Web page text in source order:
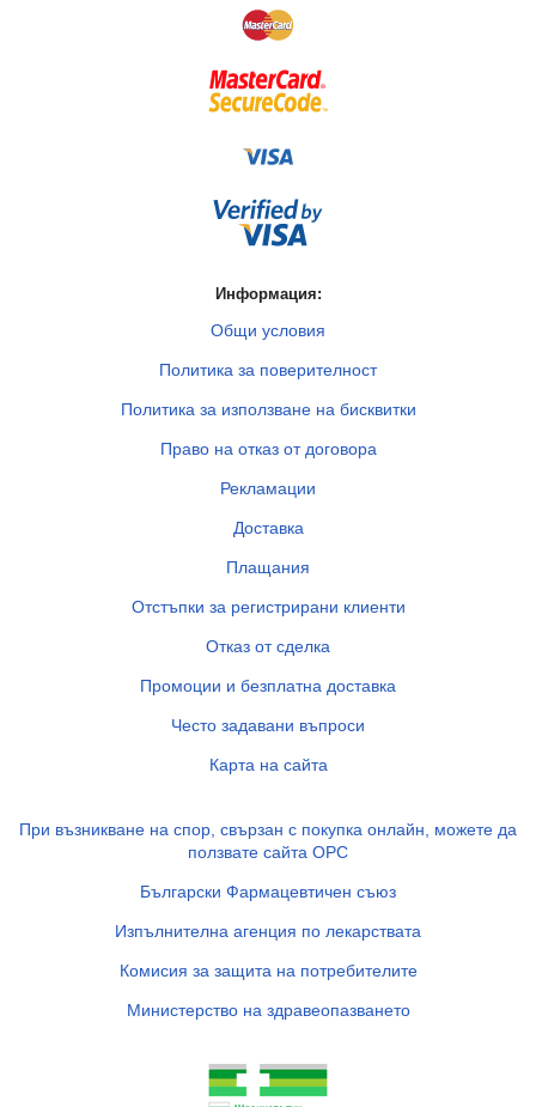
Информация:
Общи условия
Политика за поверителност
Политика за използване на бисквитки
Право на отказ от договора
Рекламации
Доставка
Плащания
Отстъпки за регистрирани клиенти
Отказ от сделка
Промоции и безплатна доставка
Често задавани въпроси
Карта на сайта
При възникване на спор, свързан с покупка онлайн, можете да
ползвате сайта ОРС
Български Фармацевтичен съюз
Изпълнителна агенция по лекарствата
Комисия за защита на потребителите
Министерство на здравеопазването